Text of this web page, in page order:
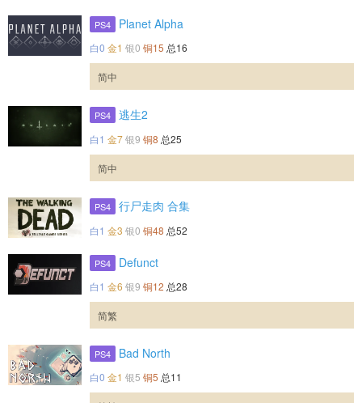
PS4 Planet Alpha
白0 金1 银0 铜15 总16
简中
PS4 逃生2
白1 金7银9 铜8 总25
简中
PS4 行尸走肉 合集
白1 金3 银0 铜48 总52
PS4 Defunct
白1 金6 银9 铜12 总28
简繁
PS4 Bad North
白0 金1 银5 铜5 总11